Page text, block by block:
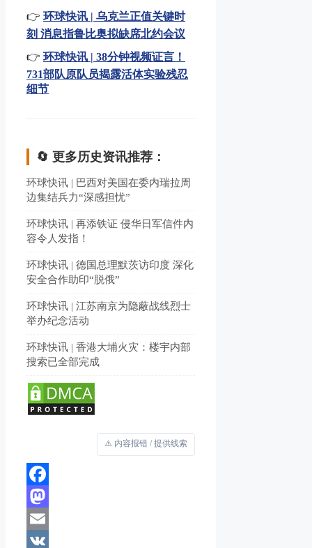
👉 环球快讯 | 乌克兰正值关键时
刻 消息指鲁比奥拟缺席北约会议
👉 环球快讯 | 38分钟视频证言！
731部队原队员揭露活体实验残忍
细节
🔄 更多历史资讯推荐：
环球快讯 | 巴西对美国在委内瑞拉周
边集结兵力“深感担忧”
环球快讯 | 再添铁证 侵华日军信件内
容令人发指！
环球快讯 | 德国总理默茨访印度 深化
安全合作助印“脱俄”
环球快讯 | 江苏南京为隐蔽战线烈士
举办纪念活动
环球快讯 | 香港大埔火灾：楼宇内部
搜索已全部完成
⚠️ 内容报错 / 提供线索
Facebook
Mastodon
Email